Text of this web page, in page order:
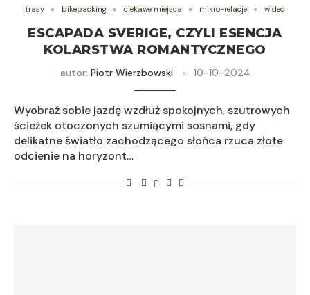
trasy bikepacking ciekawe miejsca mikro-relacje wideo
ESCAPADA SVERIGE, CZYLI ESENCJA
KOLARSTWA ROMANTYCZNEGO
autor: Piotr Wierzbowski 10-10-2024
Wyobraź sobie jazdę wzdłuż spokojnych, szutrowych
ścieżek otoczonych szumiącymi sosnami, gdy
delikatne światło zachodzącego słońca rzuca złote
odcienie na horyzont…